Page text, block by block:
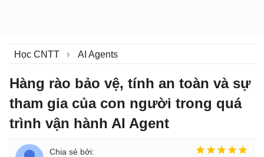
Học CNTT AI Agents
Hàng rào bảo vệ, tính an toàn và sự
tham gia của con người trong quá
trình vận hành AI Agent